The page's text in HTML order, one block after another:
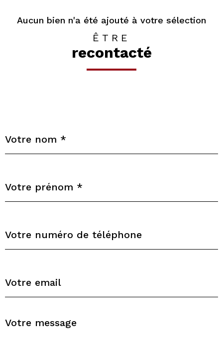
Aucun bien n'a été ajouté à votre sélection
ÊTRE
recontacté
E
N
I
G
Z
V
c
o
*
*
email
R
Message
*